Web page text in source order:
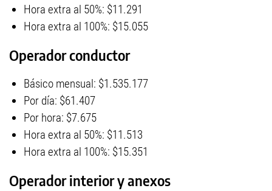
Hora extra al 50%: $11.291
Hora extra al 100%: $15.055
Operador conductor
Básico mensual: $1.535.177
Por día: $61.407
Por hora: $7.675
Hora extra al 50%: $11.513
Hora extra al 100%: $15.351
Operador interior y anexos